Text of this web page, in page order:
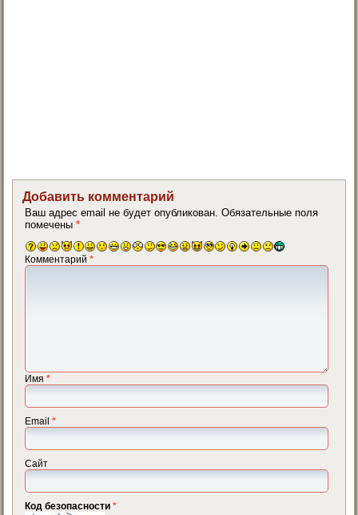
Добавить комментарий
Ваш адрес email не будет опубликован. Обязательные поля
помечены*
Комментарий*
Имя*
Email*
Сайт
Код безопасности*